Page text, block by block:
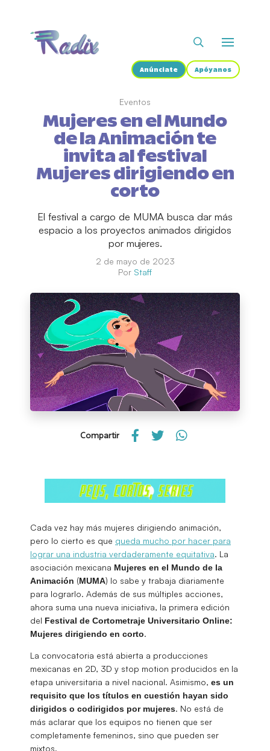
Anúnciate Apóyanos
Eventos
Mujeres en el Mundo
de la Animación te
invita al festival
Mujeres dirigiendo en
corto
El festival a cargo de MUMA busca dar más
espacio a los proyectos animados dirigidos
por mujeres.
2 de mayo de 2023
Por Staff
Compartir
Cada vez hay más mujeres dirigiendo animación,
pero lo cierto es que queda mucho por hacer para
lograr una industria verdaderamente equitativa. La
asociación mexicana Mujeres en el Mundo de la
Animación (MUMA) lo sabe y trabaja diariamente
para lograrlo. Además de sus múltiples acciones,
ahora suma una nueva iniciativa, la primera edición
del Festival de Cortometraje Universitario Online:
Mujeres dirigiendo en corto.
La convocatoria está abierta a producciones
mexicanas en 2D, 3D y stop motion producidos en la
etapa universitaria a nivel nacional. Asimismo, es un
requisito que los títulos en cuestión hayan sido
dirigidos o codirigidos por mujeres. No está de
más aclarar que los equipos no tienen que ser
completamente femeninos, sino que pueden ser
mixtos.